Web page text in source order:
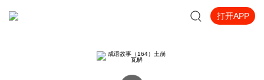
打开APP